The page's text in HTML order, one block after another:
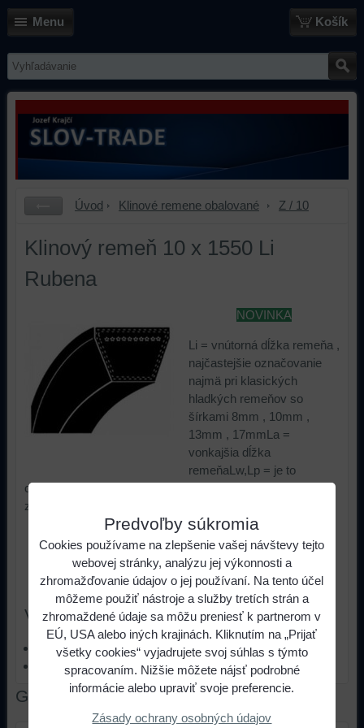
Menu Košík
Úvod Klinové remene obalované Z / 10
Klinový remeň 10 x 1550 Li
Rubena
NOVINKA
Li = vnútorná dĺžka remeňa ,
najčastejšie označovanie
najmä pri klasických
hladkých remeňov so
šírkami 8mm , 10mm ,
13mm , 17mmLa =
vonkajšia dĺžka
remeňaLw,Lp = je to
označovanie "vyššieho stredu" , je to rozmer na úrovni
zosilnenia remeňa
Cena: 5,20 €s DPH
ks Do košíka
Viac z kategórie
Klinové remene obalované
Z / 10
Galéria
Predvoľby súkromia
Cookies používame na zlepšenie vašej návštevy tejto
webovej stránky, analýzu jej výkonnosti a
zhromažďovanie údajov o jej používaní. Na tento účel
môžeme použiť nástroje a služby tretích strán a
zhromaždené údaje sa môžu preniesť k partnerom v
EÚ, USA alebo iných krajinách. Kliknutím na „Prijať
všetky cookies“ vyjadrujete svoj súhlas s týmto
spracovaním. Nižšie môžete nájsť podrobné
informácie alebo upraviť svoje preferencie.
Zásady ochrany osobných údajov